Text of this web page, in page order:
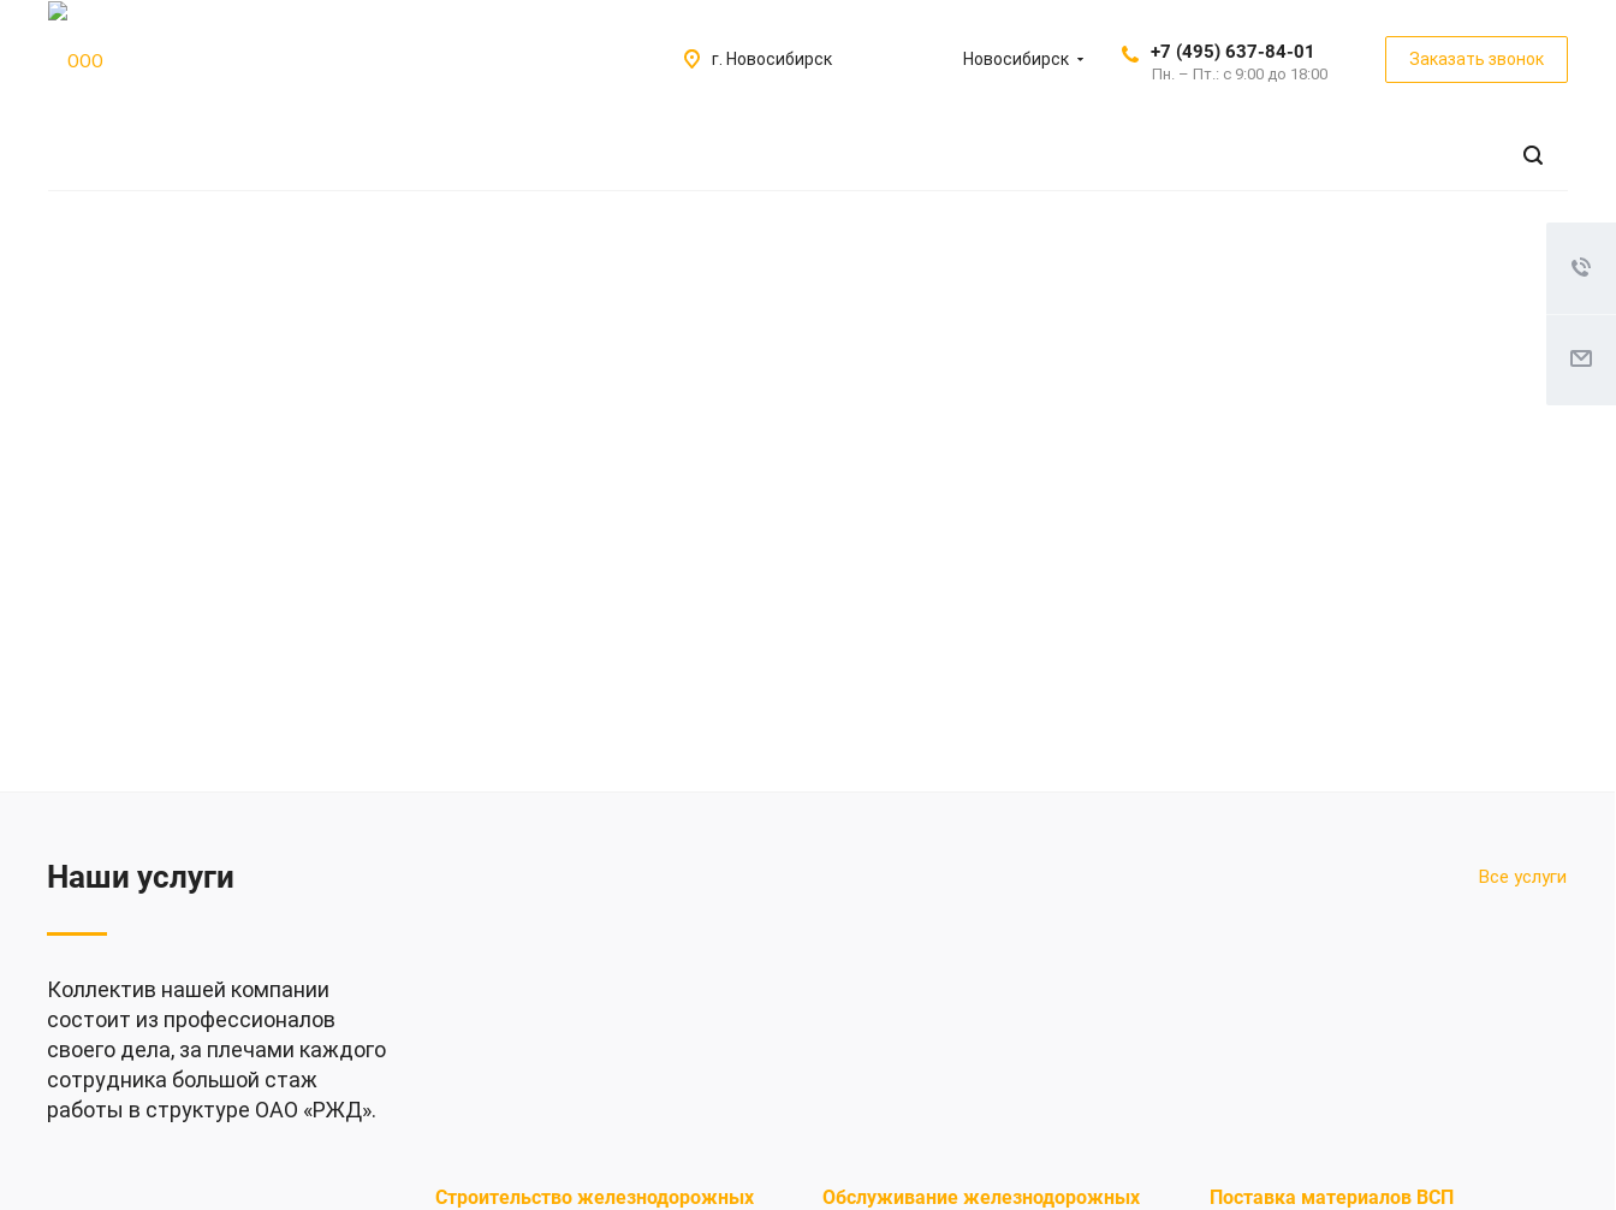
Новосибирск +7 (495) 637-84-01
Пн. – Пт.: с 9:00 до 18:00
Заказать звонок
г. Новосибирск
Все услуги
Наши услуги
Коллектив нашей компании
состоит из профессионалов
своего дела, за плечами каждого
сотрудника большой стаж
работы в структуре ОАО «РЖД».
Строительство железнодорожных
Обслуживание железнодорожных
Поставка материалов ВСП